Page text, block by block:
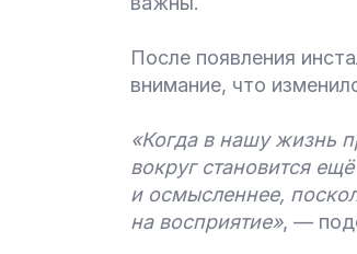
После появления
внимание, что
«Когда в нашу жизнь
вокруг становится
и осмысленнее,
на восприятие», —